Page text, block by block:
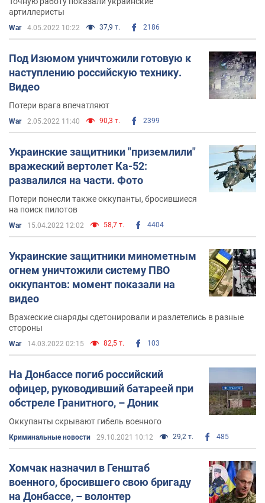
артиллеристы
War 4.05.2022 10:22 37,9 т. 2186
Под Изюмом уничтожили готовую к
наступлению российскую технику.
Видео
Потери врага впечатляют
War 2.05.2022 11:40 90,3 т. 2399
Украинские защитники "приземлили"
вражеский вертолет Ка-52:
развалился на части. Фото
Потери понесли также оккупанты, бросившиеся
на поиск пилотов
War 15.04.2022 12:02 58,7 т. 4404
Украинские защитники минометным
огнем уничтожили систему ПВО
оккупантов: момент показали на
видео
Вражеские снаряды сдетонировали и разлетелись в разные
стороны
War 14.03.2022 02:15 82,5 т. 103
На Донбассе погиб российский
офицер, руководивший батареей при
обстреле Гранитного, – Доник
Оккупанты скрывают гибель военного
Криминальные новости 29.10.2021 10:12 29,2 т. 485
Хомчак назначил в Генштаб
военного, бросившего свою бригаду
на Донбассе, – волонтер